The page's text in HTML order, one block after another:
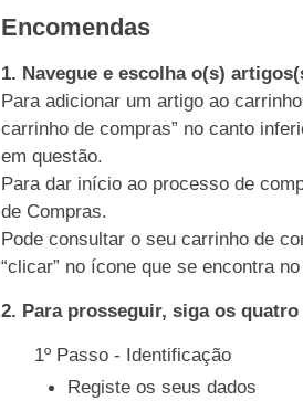
Encomendas
1. Navegue e escolha o(s)
Para adicionar um artigo ao
carrinho de compras” no canto
em questão.
Para dar início ao processo de
de Compras.
Pode consultar o seu carrinho de
“clicar” no ícone que se encontra
2. Para prosseguir, siga os
1º Passo - Identificação
Registe os seus dados